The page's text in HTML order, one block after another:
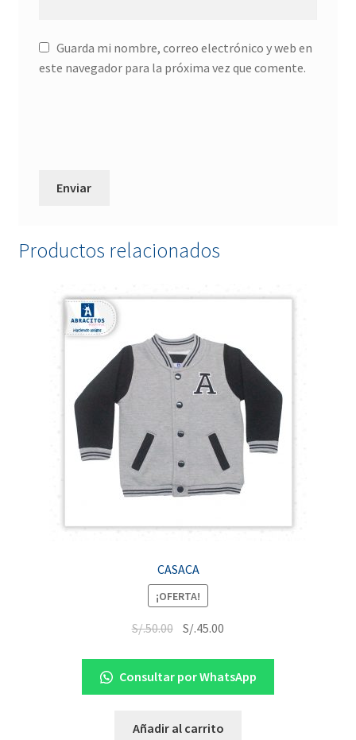
Guarda mi nombre, correo electrónico y web en
este navegador para la próxima vez que comente.
Productos relacionados
CASACA
¡OFERTA!
S/.50.00 S/.45.00
Consultar por WhatsApp
Añadir al carrito